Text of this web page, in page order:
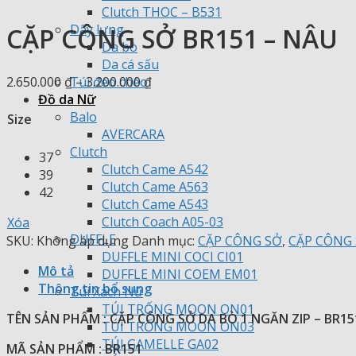
Clutch THOC – B531
Dây lưng
Da bò
Da cá sấu
Túi đeo chéo
Đồ da Nữ
Balo
AVERCARA
Clutch
Clutch Came A542
Clutch Came A563
Clutch Came A543
Clutch Coach A05-03
DUFFLE
DUFFLE MINI COCI CI01
DUFFLE MINI COEM EM01
Túi Xách Nữ
TÚI TRỐNG MOON ON01
TÚI TRỐNG MOON ON03
TÚI GAMELLE GA02
CẶP CÔNG SỞ BR151 – NÂU
2.650.000 ₫–3.200.000₫Khoảng
2.650.000 ₫
3.200.000 ₫
Size
37
39
42
Xóa
SKU: Không áp dụng Danh mục: CẶP CÔNG SỞ, CẶP
Mô tả
Thông tin bổ sung
TÊN SẢN PHẨM : CẶP CÔNG SỞ DA BÒ 1 NGĂN ZIP –
MÃ SẢN PHẨM : BR151